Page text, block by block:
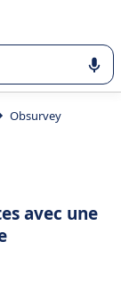
de
Obsurvey
avec une